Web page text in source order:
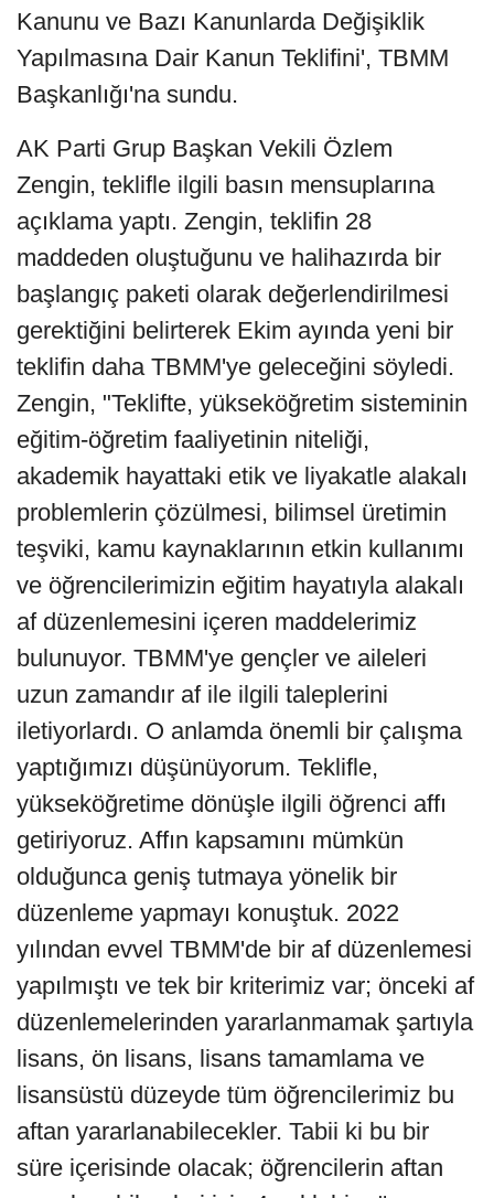
Kanunu ve Bazı Kanunlarda Değişiklik
Yapılmasına Dair Kanun Teklifini', TBMM
Başkanlığı'na sundu.
AK Parti Grup Başkan Vekili Özlem
Zengin, teklifle ilgili basın mensuplarına
açıklama yaptı. Zengin, teklifin 28
maddeden oluştuğunu ve halihazırda bir
başlangıç paketi olarak değerlendirilmesi
gerektiğini belirterek Ekim ayında yeni bir
teklifin daha TBMM'ye geleceğini söyledi.
Zengin, "Teklifte, yükseköğretim sisteminin
eğitim-öğretim faaliyetinin niteliği,
akademik hayattaki etik ve liyakatle alakalı
problemlerin çözülmesi, bilimsel üretimin
teşviki, kamu kaynaklarının etkin kullanımı
ve öğrencilerimizin eğitim hayatıyla alakalı
af düzenlemesini içeren maddelerimiz
bulunuyor. TBMM'ye gençler ve aileleri
uzun zamandır af ile ilgili taleplerini
iletiyorlardı. O anlamda önemli bir çalışma
yaptığımızı düşünüyorum. Teklifle,
yükseköğretime dönüşle ilgili öğrenci affı
getiriyoruz. Affın kapsamını mümkün
olduğunca geniş tutmaya yönelik bir
düzenleme yapmayı konuştuk. 2022
yılından evvel TBMM'de bir af düzenlemesi
yapılmıştı ve tek bir kriterimiz var; önceki af
düzenlemelerinden yararlanmamak şartıyla
lisans, ön lisans, lisans tamamlama ve
lisansüstü düzeyde tüm öğrencilerimiz bu
aftan yararlanabilecekler. Tabii ki bu bir
süre içerisinde olacak; öğrencilerin aftan